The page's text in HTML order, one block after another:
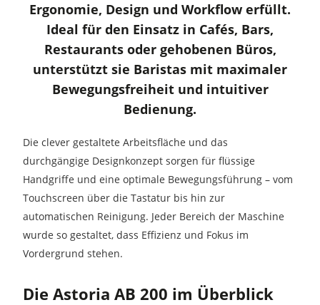
Ergonomie, Design und Workflow erfüllt.
Ideal für den Einsatz in Cafés, Bars,
Restaurants oder gehobenen Büros,
unterstützt sie Baristas mit maximaler
Bewegungsfreiheit und intuitiver
Bedienung.
Die clever gestaltete Arbeitsfläche und das
durchgängige Designkonzept sorgen für flüssige
Handgriffe und eine optimale Bewegungsführung – vom
Touchscreen über die Tastatur bis hin zur
automatischen Reinigung. Jeder Bereich der Maschine
wurde so gestaltet, dass Effizienz und Fokus im
Vordergrund stehen.
Die Astoria AB 200 im Überblick